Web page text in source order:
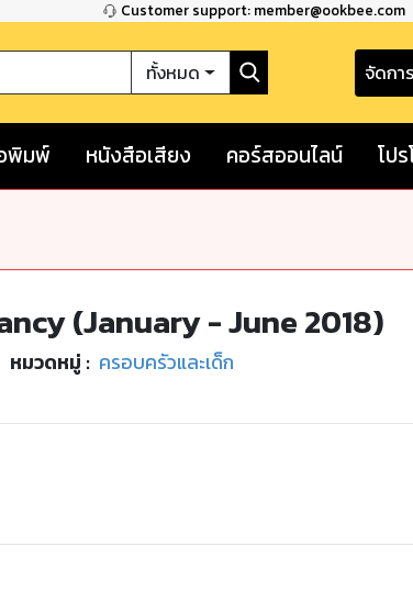
Customer support: member@ookbee.com
ทั้งหมด จัดกา
พิมพ์ หนังสือเสียง คอร์สออนไลน์ โป
(January - June 2018)
หมวดหมู่ : ครอบครัวและเด็ก